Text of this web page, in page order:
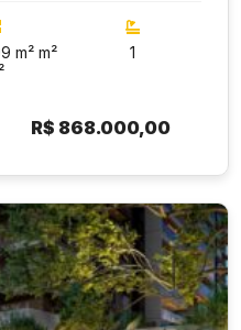
m² m²
1
R$ 868.000,00